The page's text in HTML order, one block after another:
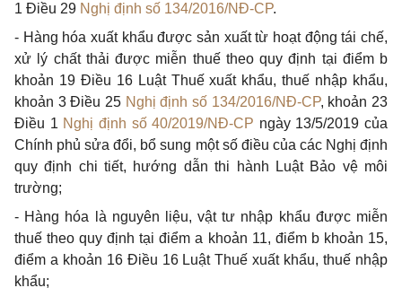
1 Điều 29 Nghị định số 134/2016/NĐ-CP.
- Hàng hóa xuất khẩuđược sản xuất từ hoạt động tái chế,
xử lý chất thải được miễn thuế theo quy định tại điểm b
khoản 19 Điều 16 Luật Thuế xuất khẩu, thuế nhập khẩu,
khoản 3 Điều 25 Nghị định số 134/2016/NĐ-CP, khoản 23
Điều 1 Nghị định số 40/2019/NĐ-CP ngày 13/5/2019 của
Chính phủ sửa đổi, bổ sung một số điều của các Nghị định
quy định chi tiết, hướng dẫn thi hành Luật Bảo vệ môi
trường;
- Hàng hóa là nguyên liệu, vật tư nhập khẩu được miễn
thuế theo quy định tại điểm a khoản 11, điểm b khoản 15,
điểm a khoản 16 Điều 16 Luật Thuế xuất khẩu, thuế nhập
khẩu;